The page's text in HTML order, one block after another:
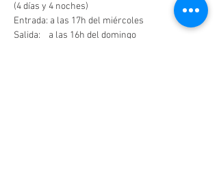
(4 días y 4 noches)
Entrada: a las 17h del miércoles
Salida:    a las 16h del domingo